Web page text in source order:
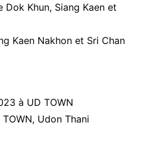
Dok Khun, Siang Kaen et
Kaen Nakhon et Sri Chan
à UD TOWN
Udon Thani